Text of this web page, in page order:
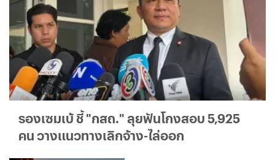
รองเซมเบ้ ชี้ "กสถ." ลุยฟันโกงสอบ 5,925
คน วางแนวทางเลิกจ้าง-ไล่ออก